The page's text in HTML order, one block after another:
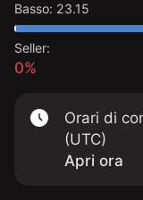
Basso: 23.15
Seller:
0%
Orari di
(UTC)
Apri ora